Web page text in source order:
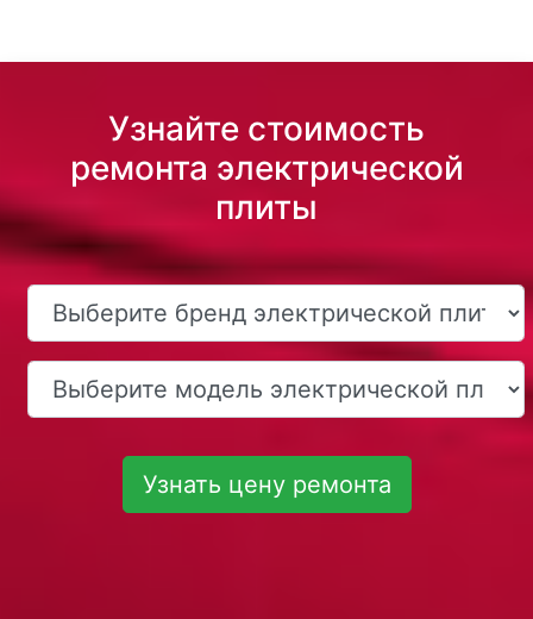
Узнайте стоимость
ремонта электрической
плиты
Узнать цену ремонта